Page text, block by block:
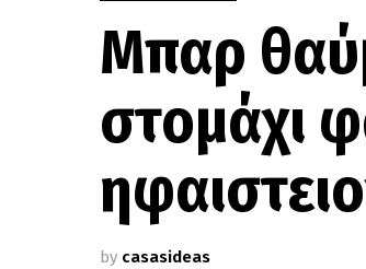
Mπαρ
στομάχι
by casasideas